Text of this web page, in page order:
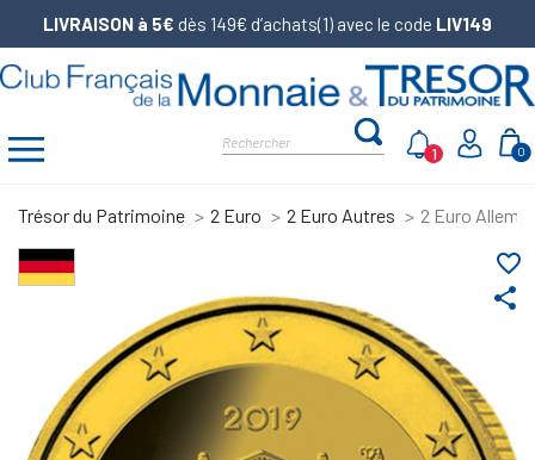
LIVRAISON à 5€ dès 149€ d’achats(1) avec le code LIV149
0
1
Trésor du Patrimoine 2 Euro 2 Euro Autres 2 Euro
share
favorite_border